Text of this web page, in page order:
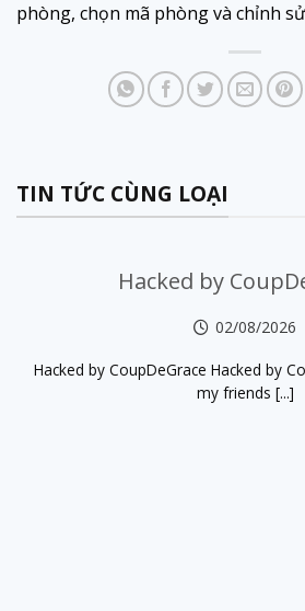
phòng, chọn mã phòng và chỉnh
TIN TỨC CÙNG LOẠI
Hacked by
02/08/2026
Hacked by CoupDeGrace Hacked by
my friends [...]